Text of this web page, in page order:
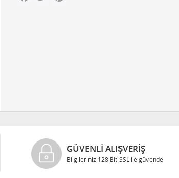
GÜVENLI ALIŞVERIŞ
Bilgileriniz 128 Bit SSL ile güvende